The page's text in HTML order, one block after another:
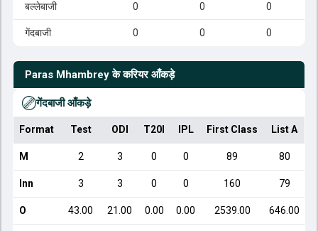
बल्लेबाजी 0 0 0
गेंदबाजी 0 0 0
Paras Mhambrey के करियर आँकड़े
गेंदबाजी आँकड़े
Format Test ODI T20I IPL First Class List A
M 2 3 0 0 89 80
Inn 3 3 0 0 160 79
O 43.00 21.00 0.00 0.00 2539.00 646.00